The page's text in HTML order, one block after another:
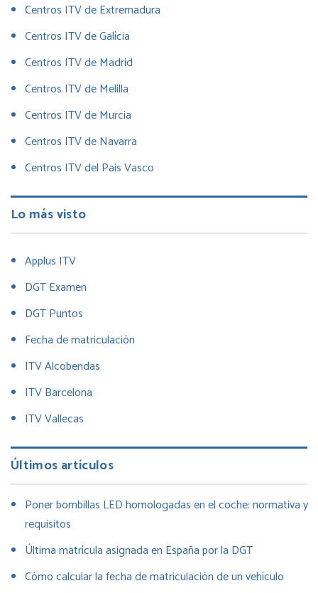
Centros ITV de Extremadura
Centros ITV de Galícia
Centros ITV de Madrid
Centros ITV de Melilla
Centros ITV de Murcia
Centros ITV de Navarra
Centros ITV del Pais Vasco
Lo más visto
Applus ITV
DGT Examen
DGT Puntos
Fecha de matriculación
ITV Alcobendas
ITV Barcelona
ITV Vallecas
Últimos artículos
Poner bombillas LED homologadas en el coche: normativa y
requisitos
Última matrícula asignada en España por la DGT
Cómo calcular la fecha de matriculación de un vehículo